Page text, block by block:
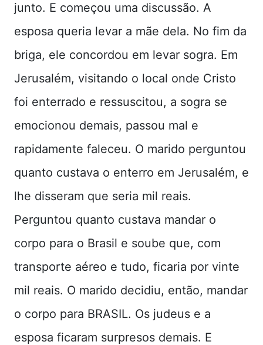
junto. E começou uma discussão. A
esposa queria levar a mãe dela. No fim da
briga, ele concordou em levar sogra. Em
Jerusalém, visitando o local onde Cristo
foi enterrado e ressuscitou, a sogra se
emocionou demais, passou mal e
rapidamente faleceu. O marido perguntou
quanto custava o enterro em Jerusalém, e
lhe disseram que seria mil reais.
Perguntou quanto custava mandar o
corpo para o Brasil e soube que, com
transporte aéreo e tudo, ficaria por vinte
mil reais. O marido decidiu, então, mandar
o corpo para BRASIL. Os judeus e a
esposa ficaram surpresos demais. E